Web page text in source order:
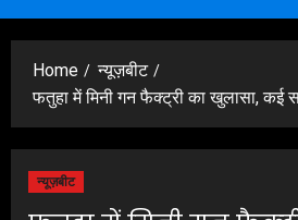
Menu
Home
न्यूज़बीट
फतुहा में मिनी गन फैक्ट्री का खुलासा, कई
न्यूज़बीट